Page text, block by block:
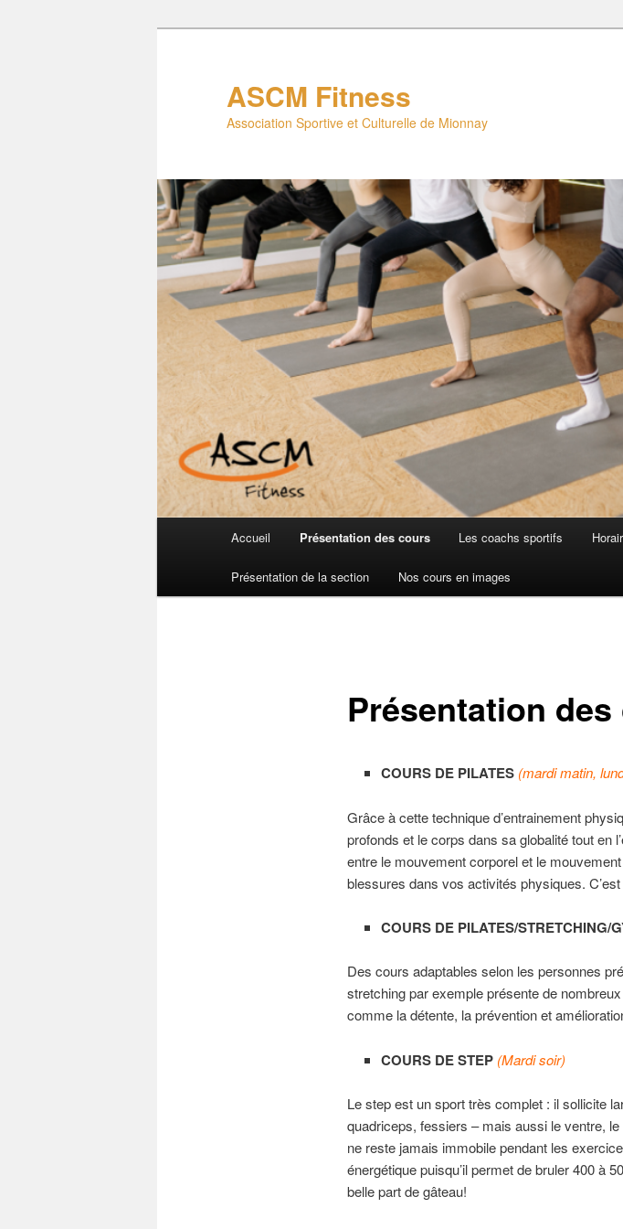
ASCM Fitness
Association Sportive et Culturelle de Mionnay
Accueil Présentation des cours Les coachs sportifs
Présentation de la section Nos cours en images
Présentation
COURS DE PILATES (mardi matin,
Grâce à cette technique d’entrainement
profonds et le corps dans sa globalité tout en
entre le mouvement corporel et le
blessures dans vos activités physiques.
COURS DE PILATES/STRETCHING/
Des cours adaptables selon les personnes
stretching par exemple présente de
comme la détente, la prévention et
COURS DE STEP (Mardi soir)
Le step est un sport très complet : il sollicite
quadriceps, fessiers – mais aussi le ventre,
ne reste jamais immobile pendant les
énergétique puisqu’il permet de bruler 400 à
belle part de gâteau!